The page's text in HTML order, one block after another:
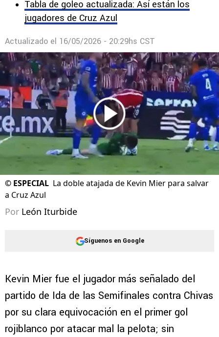
Tabla de goleo actualizada: Así están los
jugadores de Cruz Azul
Actualizado el 16/05/2026 - 20:29hs CST
© ESPECIAL La doble atajada de Kevin Mier para salvar
a Cruz Azul
Por León Iturbide
Síguenos en Google
Kevin Mier fue el jugador más señalado del
partido de Ida de las Semifinales contra Chivas
por su clara equivocación en el primer gol
rojiblanco por atacar mal la pelota; sin